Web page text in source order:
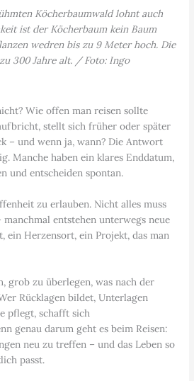
Köcherbaumwald lohnt auch
ist der Köcherbaum kein Baum
wedren bis zu 9 Meter hoch. Die
300 Jahre alt. / Foto: Ingo
Wie offen man reisen sollte
stellt sich früher oder später
– und wenn ja, wann? Die Antwort
Manche haben ein klares Enddatum,
und entscheiden spontan.
zu erlauben. Nicht alles muss
entstehen unterwegs neue
ein Herzensort, ein Projekt, das man
grob zu überlegen, was nach der
Rücklagen bildet, Unterlagen
pflegt, schafft sich
genau darum geht es beim Reisen:
neu zu treffen – und das Leben so
passt.